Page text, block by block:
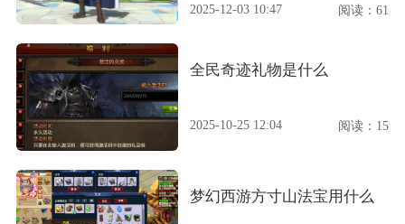
2025-12-03 10:47 阅读：61
全民奇迹礼物是什么
2025-10-25 12:04 阅读：15
梦幻西游方寸山法宝用什么